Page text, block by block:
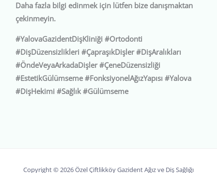
Daha fazla bilgi edinmek için lütfen bize danışmaktan
çekinmeyin.
#YalovaGazidentDişKliniği #Ortodonti
#DişDüzensizlikleri #ÇapraşıkDişler #DişAralıkları
#ÖndeVeyaArkadaDişler #ÇeneDüzensizliği
#EstetikGülümseme #FonksiyonelAğızYapısı #Yalova
#DişHekimi #Sağlık #Gülümseme
Copyright © 2026 Özel Çiftlikköy Gazident Ağız ve Diş Sağlığı